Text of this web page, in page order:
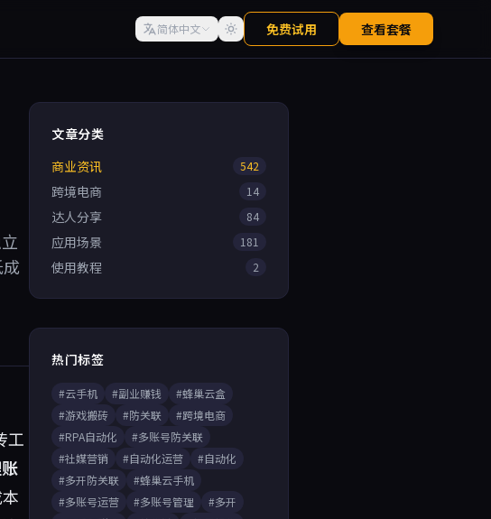
简体中文 免费试用 查看套餐
工
文章分类
商业资讯
542
跨境电商 14
达人分享 84
应用场景 181
使用教程 2
热门标签
#云手机 #副业赚钱
#蜂巢云盒
#游戏搬砖
#防关联
#跨境电商
#RPA自动化
#多账号防关联
#社媒营销
#自动化运营
#自动化
#多开防关联
#蜂巢云手机
#多账号运营
#多账号管理
#多开